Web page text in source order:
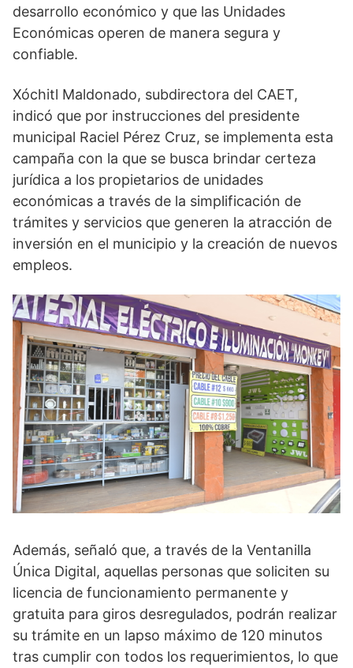
desarrollo económico y que las Unidades
Económicas operen de manera segura y
confiable.
Xóchitl Maldonado, subdirectora del CAET,
indicó que por instrucciones del presidente
municipal Raciel Pérez Cruz, se implementa esta
campaña con la que se busca brindar certeza
jurídica a los propietarios de unidades
económicas a través de la simplificación de
trámites y servicios que generen la atracción de
inversión en el municipio y la creación de nuevos
empleos.
Además, señaló que, a través de la Ventanilla
Única Digital, aquellas personas que soliciten su
licencia de funcionamiento permanente y
gratuita para giros desregulados, podrán realizar
su trámite en un lapso máximo de 120 minutos
tras cumplir con todos los requerimientos, lo que